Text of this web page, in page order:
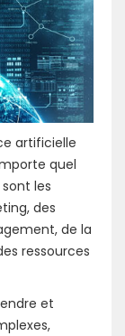
artificielle
quel
les
des
de la
ressources
et